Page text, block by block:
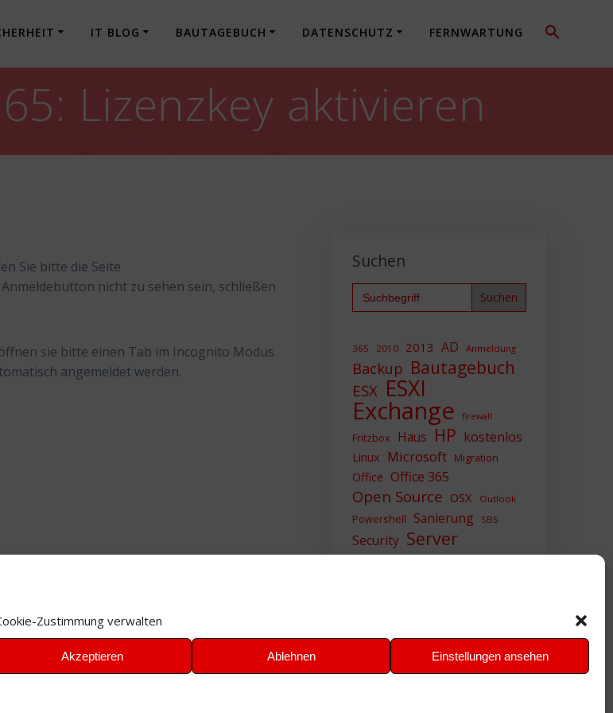
Zustimmung verwalten
Akzeptieren Ablehnen Einstellungen ansehen
IT BLOG BAUTAGEBUCH DATENSCHUTZ FERNWARTUNG
Lizenzkey aktivieren
Sie bitte die Seite
nicht zu sehen sein, schließen
sie bitte einen Tab im Incognito Modus
angemeldet werden.
Suchen
Search
for:
365 2010 2013 AD Anmeldung
Backup Bautagebuch
ESX ESXI
Exchange firewall
Fritzbox Haus HP kostenlos
Linux Microsoft Migration
Office Office 365
Open Source OSX Outlook
Powershell Sanierung SBS
Security Server
Sicherheit SIEM
VMWare VPN WAZUH
Windows Zertifikat